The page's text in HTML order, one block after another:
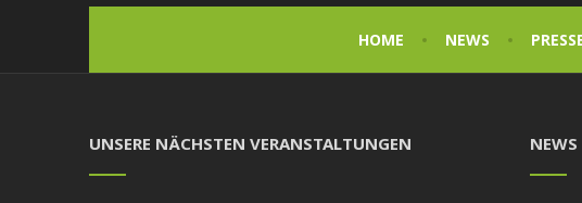
HOME NEWS
UNSERE NÄCHSTEN VERANSTALTUNGEN NEWS